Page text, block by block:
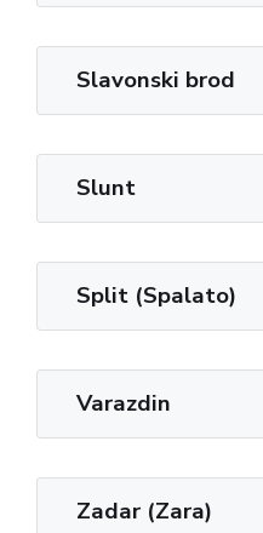
Slavonski brod
Slunt
Split (Spalato)
Varazdin
Zadar (Zara)